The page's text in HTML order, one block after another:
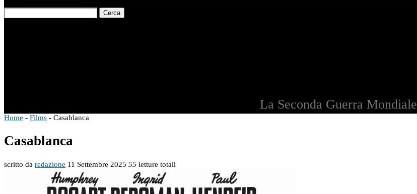
Cerca
La Seconda Guerra Mondiale
Home - Films - Casablanca
Casablanca
scritto da redazione 11 Settembre 2025 55 letture totali